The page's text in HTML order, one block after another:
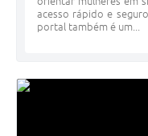
acesso rápido e
portal também é um...